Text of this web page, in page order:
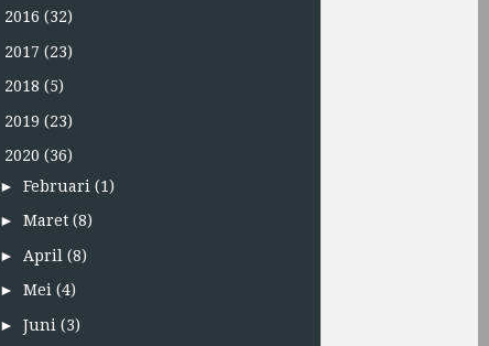
2016 (32)
2017 (23)
2018 (5)
2019 (23)
2020 (36)
► Februari (1)
► Maret (8)
► April (8)
► Mei (4)
► Juni (3)